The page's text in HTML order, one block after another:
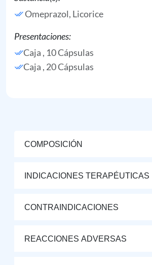
Omeprazol, Licorice
Presentaciones:
Caja , 10 Cápsulas
Caja , 20 Cápsulas
COMPOSICIÓN
INDICACIONES TERAPÉUTICAS
CONTRAINDICACIONES
REACCIONES ADVERSAS